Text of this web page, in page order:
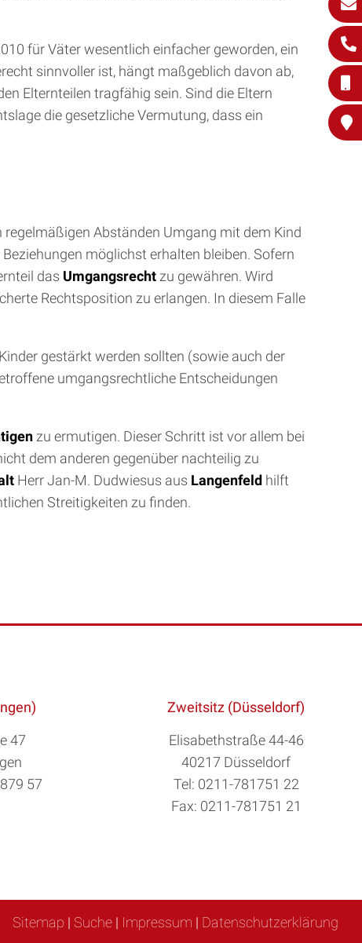
für Väter wesentlich einfacher geworden, ein
sinnvoller ist, hängt maßgeblich davon ab,
Elternteilen tragfähig sein. Sind die Eltern
die gesetzliche Vermutung, dass ein
regelmäßigen Abständen Umgang mit dem Kind
möglichst erhalten bleiben. Sofern
das Umgangsrecht zu gewähren. Wird
Rechtsposition zu erlangen. In diesem Falle
gestärkt werden sollten (sowie auch der
umgangsrechtliche Entscheidungen
zu ermutigen. Dieser Schritt ist vor allem bei
dem anderen gegenüber nachteilig zu
Herr Jan-M. Dudwiesus aus Langenfeld hilft
Streitigkeiten zu finden.
47
57
Zweitsitz (Düsseldorf)
Elisabethstraße 44-46
40217 Düsseldorf
Tel: 0211-781751 22
Fax: 0211-781751 21
Sitemap | Suche | Impressum | Datenschutzerklärung